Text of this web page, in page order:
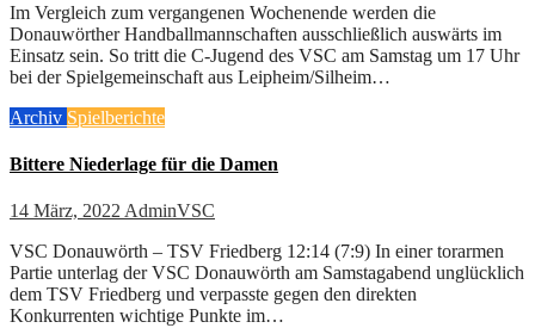
Im Vergleich zum vergangenen Wochenende werden die
Donauwörther Handballmannschaften ausschließlich auswärts im
Einsatz sein. So tritt die C-Jugend des VSC am Samstag um 17 Uhr
bei der Spielgemeinschaft aus Leipheim/Silheim…
Archiv Spielberichte
Bittere Niederlage für die Damen
14 März, 2022 AdminVSC
VSC Donauwörth – TSV Friedberg 12:14 (7:9) In einer torarmen
Partie unterlag der VSC Donauwörth am Samstagabend unglücklich
dem TSV Friedberg und verpasste gegen den direkten
Konkurrenten wichtige Punkte im…